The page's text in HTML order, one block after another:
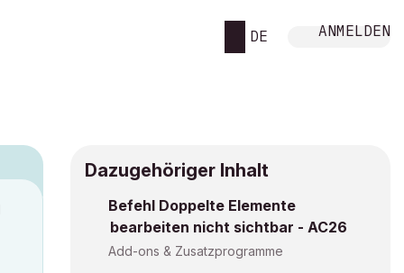
DE ANMELDEN
Dazugehöriger Inhalt
Befehl Doppelte Elemente
bearbeiten nicht sichtbar - AC26
Add-ons & Zusatzprogramme